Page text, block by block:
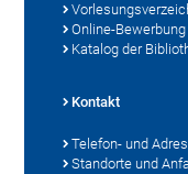
Online-
Katalog der
Kontakt
Telefon- und
Standorte und